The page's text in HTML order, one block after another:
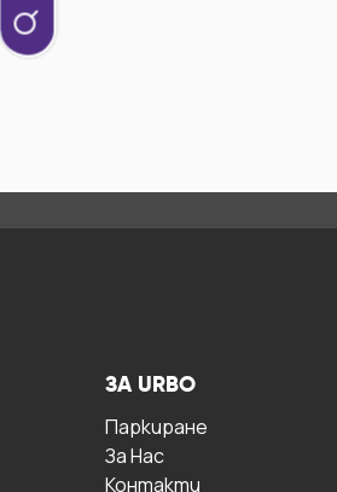
ЗА URBO
Паркиране
За Hас
Контакти